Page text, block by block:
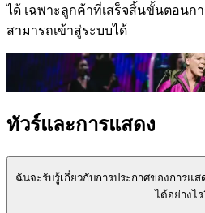
ได้ เฉพาะลูกค้าที่เสร็จสิ้นขั้นตอนก
สามารถเข้าสู่ระบบได้
ทัวร์และการแสดง
ฉันจะรับรู้เกี่ยวกับการประกาศของการแ
ได้อย่างไร